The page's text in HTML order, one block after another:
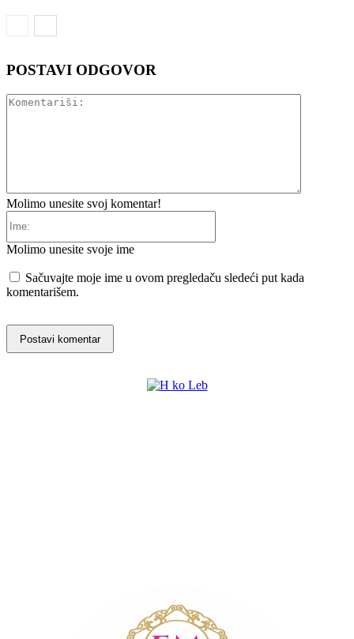
POSTAVI ODGOVOR
Molimo unesite svoj komentar!
Molimo unesite svoje ime
Sačuvajte moje ime u ovom pregledaču sledeći put kada
komentarišem.